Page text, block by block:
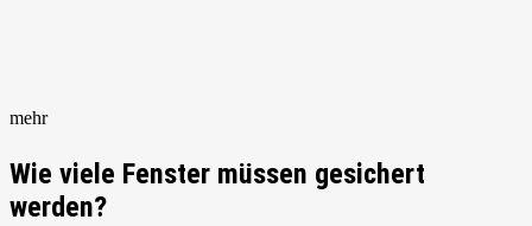
mehr
Wie viele Fenster müssen gesichert
werden?